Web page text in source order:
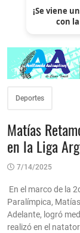
¡Se viene
con
Deportes
Matías
en la Liga
7/14/2025
En el marco de la
Paralímpica,
Adelante, logró
realizó en el